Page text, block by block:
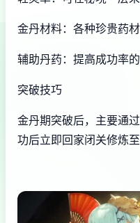
金丹材料：各种珍贵药材
辅助丹药：提高成功率
突破技巧
金丹期突破后，主要通
功后立即回家闭关修炼